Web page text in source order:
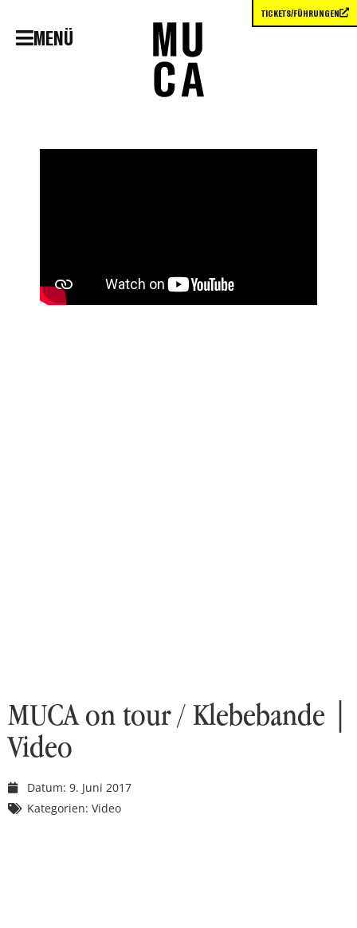
MENÜ
MUCA on tour / Klebebande |
Video
Datum: 9. Juni 2017
Kategorien: Video
TICKETS/FÜHRUNGEN